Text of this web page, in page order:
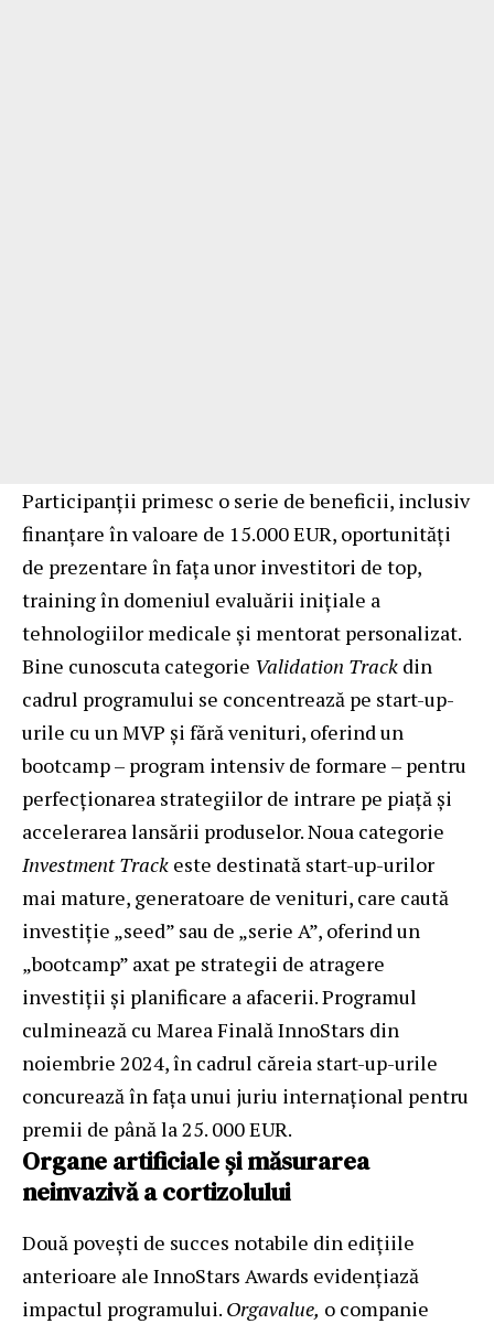
Participanții primesc o serie de beneficii, inclusiv
finanțare în valoare de 15.000 EUR, oportunități
de prezentare în fața unor investitori de top,
training în domeniul evaluării inițiale a
tehnologiilor medicale și mentorat personalizat.
Bine cunoscuta categorie Validation Track din
cadrul programului se concentrează pe start-up-
urile cu un MVP și fără venituri, oferind un
bootcamp – program intensiv de formare – pentru
perfecționarea strategiilor de intrare pe piață și
accelerarea lansării produselor. Noua categorie
Investment Track este destinată start-up-urilor
mai mature, generatoare de venituri, care caută
investiție „seed” sau de „serie A”, oferind un
„bootcamp” axat pe strategii de atragere
investiții și planificare a afacerii. Programul
culminează cu Marea Finală InnoStars din
noiembrie 2024, în cadrul căreia start-up-urile
concurează în fața unui juriu internațional pentru
premii de până la 25. 000 EUR.
Organe artificiale și măsurarea
neinvazivă a cortizolului
Două povești de succes notabile din edițiile
anterioare ale InnoStars Awards evidențiază
impactul programului. Orgavalue, o companie